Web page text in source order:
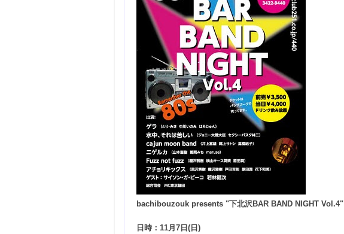
bachibouzouk presents "下北沢BAR BAND NIGHT Vol.4"
日時：11月7日(日)